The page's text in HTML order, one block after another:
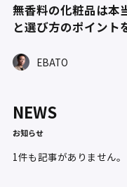
無香料の化粧品は本
と選び方のポイント
EBATO
NEWS
お知らせ
1件も記事がありません。